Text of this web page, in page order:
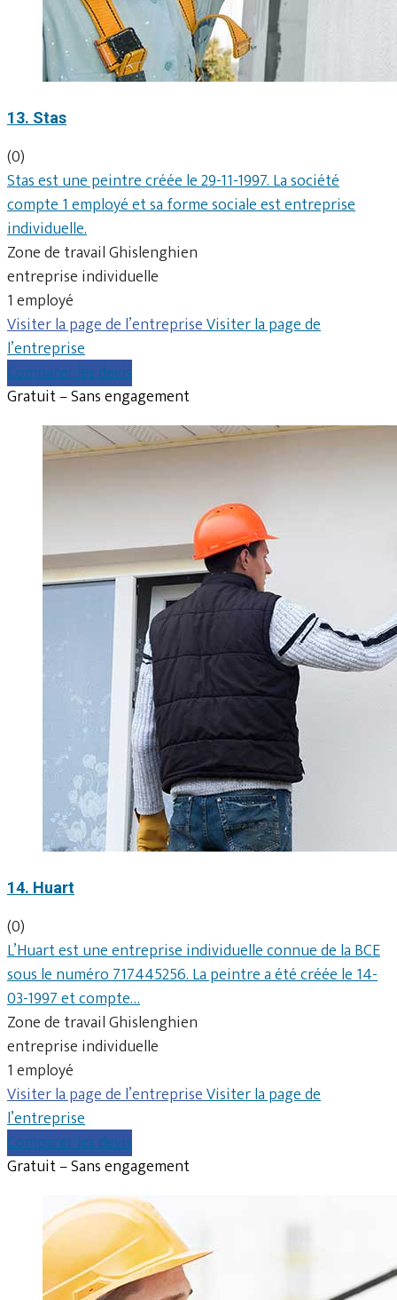
13. Stas
(0)
Stas est une peintre créée le 29-11-1997. La société
compte 1 employé et sa forme sociale est entreprise
individuelle.
Zone de travail Ghislenghien
entreprise individuelle
1 employé
Visiter la page de l’entrepriseVisiter la page de
l’entreprise
Comparer les devis
Gratuit – Sans engagement
14. Huart
(0)
L’Huart est une entreprise individuelle connue de la BCE
sous le numéro 717445256. La peintre a été créée le 14-
03-1997 et compte…
Zone de travail Ghislenghien
entreprise individuelle
1 employé
Visiter la page de l’entrepriseVisiter la page de
l’entreprise
Comparer les devis
Gratuit – Sans engagement